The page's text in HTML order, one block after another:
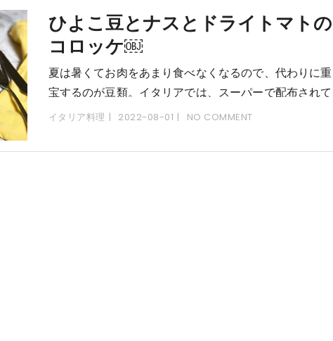
ひよこ豆とナスとドライトマトの
コロッケ￼
夏は暑くてお肉をあまり食べなくなるので、代わりに重
宝するのが豆類。イタリアでは、スーパーで配布されて
いる冊子にレシピがいくつか掲載されていて、夏になる
は、ひよこ豆とナスとドライトマトのコロッケを作りま
イタリア料理 2022-08-01 NO COMMENT